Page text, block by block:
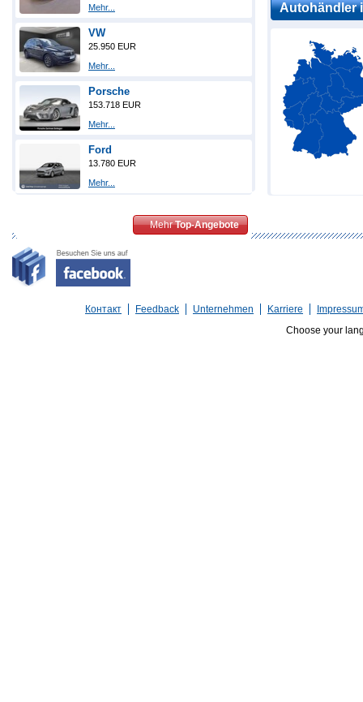
Mehr...
VW
25.950 EUR
Mehr...
Porsche
153.718 EUR
Mehr...
Ford
13.780 EUR
Mehr...
MehrTop-Angebote
Autohändler
Контакт Feedback Unternehmen Karriere
Choose your